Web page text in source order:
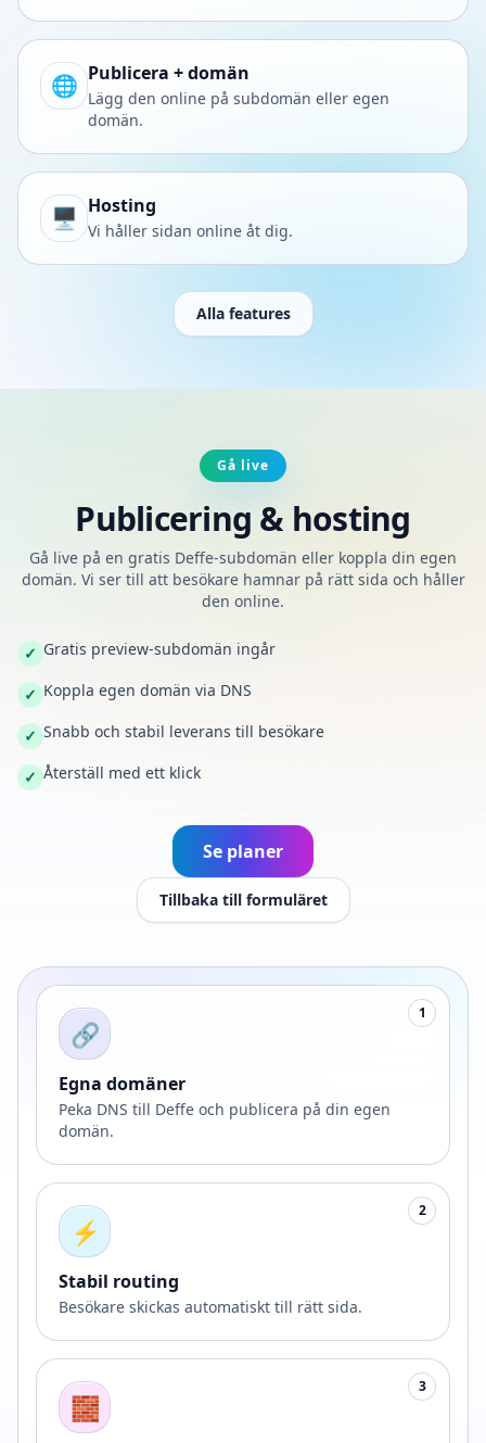
🌐 Publicera + domän
Lägg den online på subdomän eller egen
domän.
🖥️ Hosting
Vi håller sidan online åt dig.
Alla features
Gå live
Publicering & hosting
Gå live på en gratis Deffe-subdomän eller koppla din egen
domän. Vi ser till att besökare hamnar på rätt sida och håller
den online.
✓ Gratis preview-subdomän ingår
✓ Koppla egen domän via DNS
✓ Snabb och stabil leverans till besökare
✓ Återställ med ett klick
Se planer
Tillbaka till formuläret
1
🔗
Egna domäner
Peka DNS till Deffe och publicera på din egen
domän.
2
⚡
Stabil routing
Besökare skickas automatiskt till rätt sida.
3
🧱